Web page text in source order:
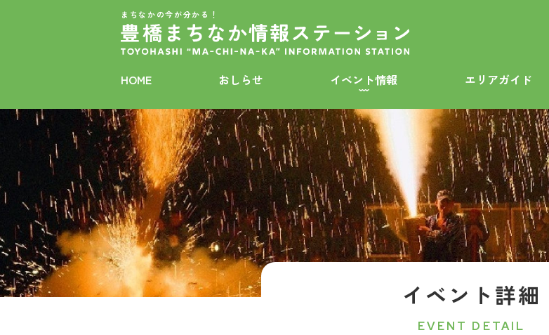
まちなかの今が分かる！
HOME おしらせ イベント情報 エリアガイド
イベント詳細
EVENT DETAIL